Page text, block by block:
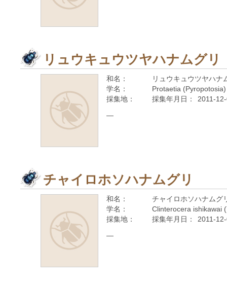
リュウキュウツヤハナムグ
和名：
リュウキュウツヤハ
学名：
Protaetia
採集地：
採集年月日： 2011-
—
チャイロホソハナムグリ
和名：
チャイロホソハナムグ
学名：
Clinterocera ishikawai
採集地：
採集年月日： 2011-
—